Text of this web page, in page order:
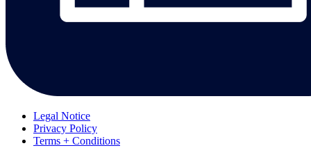
Legal Notice
Privacy Policy
Terms + Conditions